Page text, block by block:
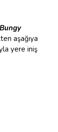
Bungy
aşağıya
yere iniş